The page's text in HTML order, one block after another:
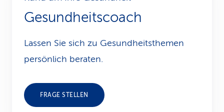
Gesundheitscoach
Lassen Sie sich zu Gesundheits­themen
persönlich beraten.
FRAGE STELLEN